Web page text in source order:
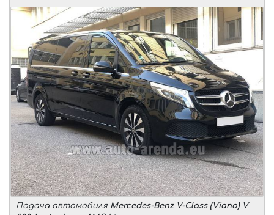
Подача автомобиля Mercedes-Benz V-Class (Viano) V